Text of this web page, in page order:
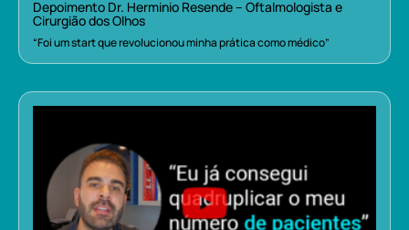
Depoimento Dr. Herminio Resende – Oftalmologista e
Cirurgião dos Olhos
“Foi um start que revolucionou minha prática como médico”